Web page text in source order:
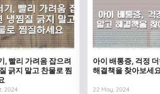
, 빨리 가려움 잡으려
긁지 말고 찬물로 찜
2024
아이 배통증, 걱정
해결책을 찾아보세
22 May, 2024